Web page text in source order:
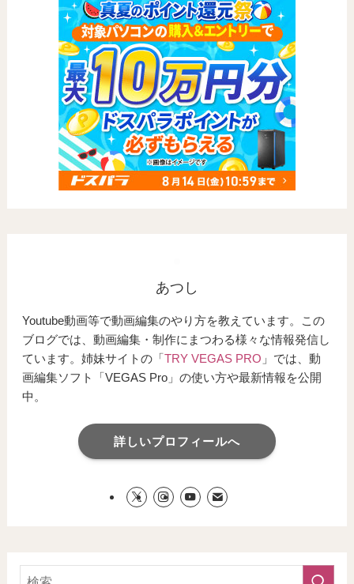
あつし
Youtube動画等で動画編集のやり方を教えています。この
ブログでは、動画編集・制作にまつわる様々な情報発信し
ています。姉妹サイトの「TRY VEGAS PRO 」では、動
画編集ソフト「VEGAS Pro」の使い方や最新情報を公開
中。
詳しいプロフィールへ